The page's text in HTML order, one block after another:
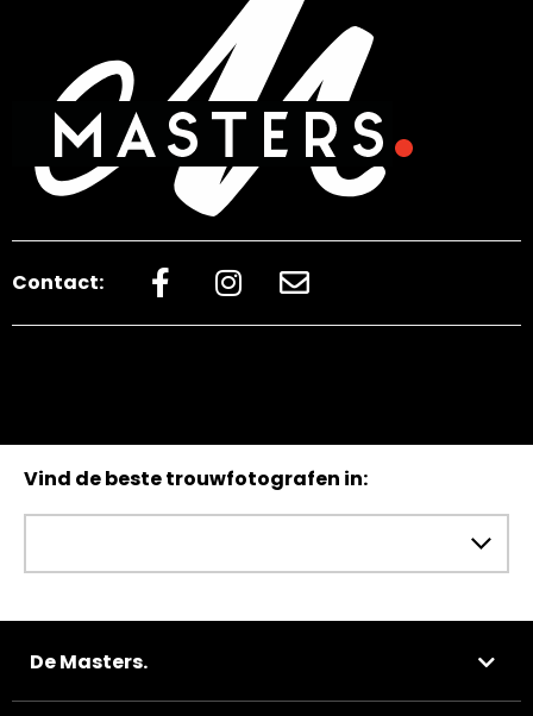
Contact:
Vind de beste trouwfotografen in:
De Masters.